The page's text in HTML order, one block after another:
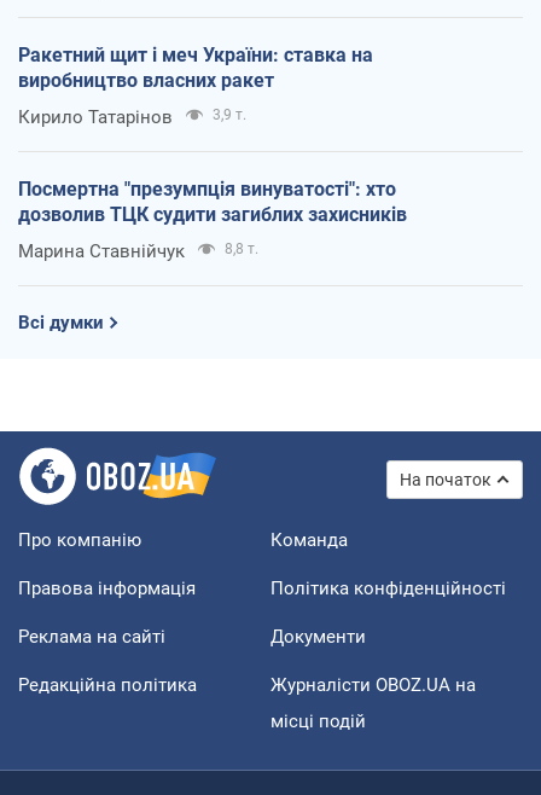
Ракетний щит і меч України: ставка на
виробництво власних ракет
Кирило Татарінов 3,9 т.
Посмертна "презумпція винуватості": хто
дозволив ТЦК судити загиблих захисників
Марина Ставнійчук 8,8 т.
Всі думки
На початок
Про компанію Команда
Правова інформація Політика конфіденційності
Реклама на сайті Документи
Редакційна політика
Журналісти OBOZ.UA на
місці подій